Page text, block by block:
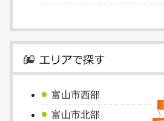
富山市西部
富山市北部